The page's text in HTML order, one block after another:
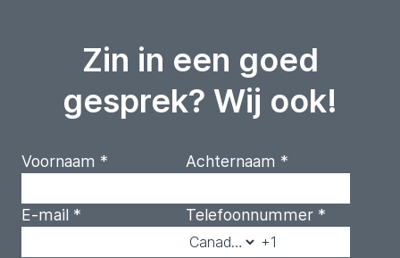
Zin in een goed
gesprek? Wij ook!
Voornaam * Achternaam *
E-mail * Telefoonnummer *